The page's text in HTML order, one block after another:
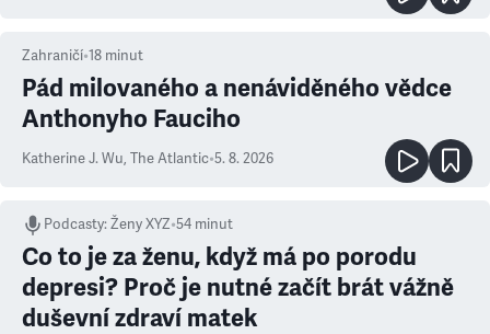
Zahraničí•18 minut
Pád milovaného a nenáviděného vědce
Anthonyho Fauciho
Katherine J. Wu, The Atlantic•5. 8. 2026
Podcasty:Ženy XYZ•54 minut
Co to je za ženu, když má po porodu
depresi? Proč je nutné začít brát vážně
duševní zdraví matek